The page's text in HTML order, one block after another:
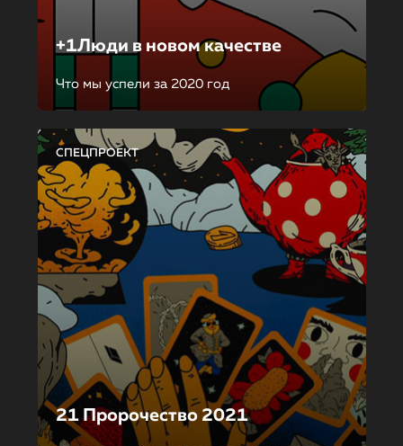
+1Люди в новом качестве
Что мы успели за 2020 год
СПЕЦПРОЕКТ
21 Пророчество 2021